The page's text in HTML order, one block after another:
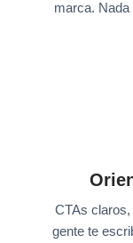
marca. Nada
CTAs
gente te